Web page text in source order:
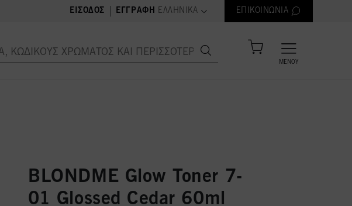
ΕΊΣΟΔΟΣ ΕΓΓΡΑΦΉ
text.language
ΕΛΛΗΝΙΚΆ ΕΠΙΚΟΙΝΩΝΊΑ
ΜΕΝΟΎ
BLONDME Glow Toner 7-
01 Glossed Cedar 60ml